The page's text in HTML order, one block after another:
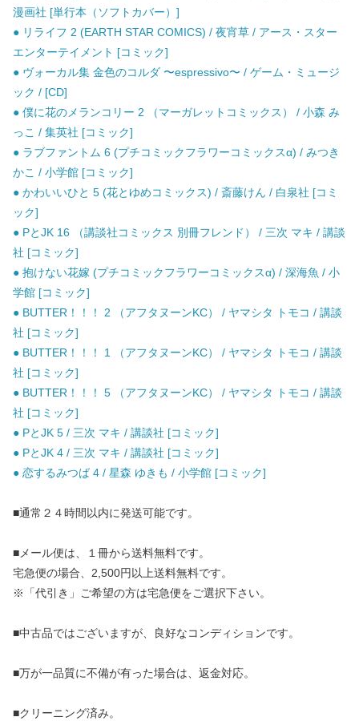
漫画社 [単行本（ソフトカバー）]
● リライフ 2 (EARTH STAR COMICS) / 夜宵草 / アース・スター
エンターテイメント [コミック]
● ヴォーカル集 金色のコルダ 〜espressivo〜 / ゲーム・ミュージ
ック / [CD]
● 僕に花のメランコリー 2 （マーガレットコミックス） / 小森 み
っこ / 集英社 [コミック]
● ラブファントム 6 (プチコミックフラワーコミックスα) / みつき
かこ / 小学館 [コミック]
● かわいいひと 5 (花とゆめコミックス) / 斎藤けん / 白泉社 [コミ
ック]
● PとJK 16 （講談社コミックス 別冊フレンド） / 三次 マキ / 講談
社 [コミック]
● 抱けない花嫁 (プチコミックフラワーコミックスα) / 深海魚 / 小
学館 [コミック]
● BUTTER！！！ 2 （アフタヌーンKC） / ヤマシタ トモコ / 講談
社 [コミック]
● BUTTER！！！ 1 （アフタヌーンKC） / ヤマシタ トモコ / 講談
社 [コミック]
● BUTTER！！！ 5 （アフタヌーンKC） / ヤマシタ トモコ / 講談
社 [コミック]
● PとJK 5 / 三次 マキ / 講談社 [コミック]
● PとJK 4 / 三次 マキ / 講談社 [コミック]
● 恋するみつば 4 / 星森 ゆきも / 小学館 [コミック]
■通常２４時間以内に発送可能です。
■メール便は、１冊から送料無料です。
宅急便の場合、2,500円以上送料無料です。
※「代引き」ご希望の方は宅急便をご選択下さい。
■中古品ではございますが、良好なコンディションです。
■万が一品質に不備が有った場合は、返金対応。
■クリーニング済み。